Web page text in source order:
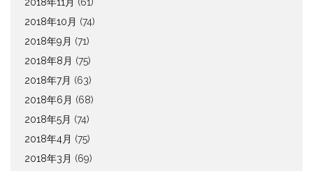
2018年10月 (74)
2018年9月 (71)
2018年8月 (75)
2018年7月 (63)
2018年6月 (68)
2018年5月 (74)
2018年4月 (75)
2018年3月 (69)